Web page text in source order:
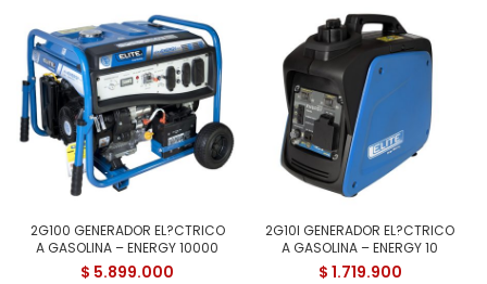
2G100 GENERADOR EL?CTRICO
A GASOLINA – ENERGY 10000
$ 5.899.000
2G10I GENERADOR EL?CTRICO
A GASOLINA – ENERGY 10
$ 1.719.900